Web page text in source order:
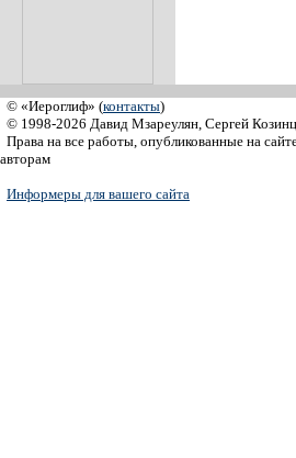
© «Иероглиф» (контакты)
© 1998-2026 Давид Мзареулян, Сергей
Права на все работы, опубликованные на
авторам
Информеры для вашего сайта